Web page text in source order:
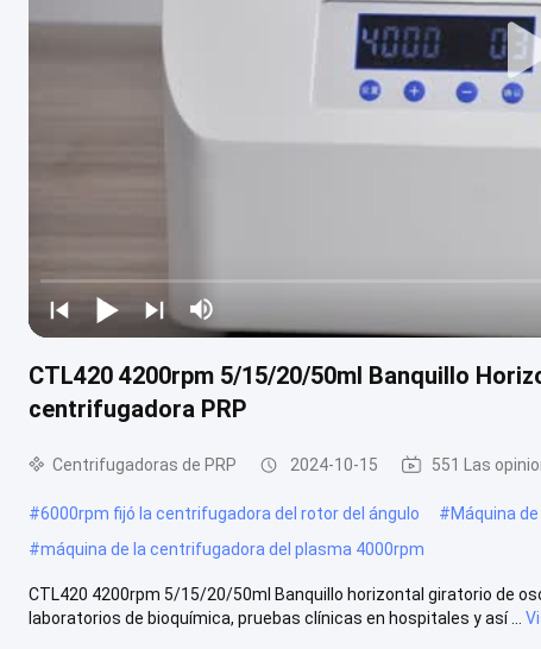
CTL420 4200rpm 5/15/20/50ml Banquillo
centrifugadora PRP
Centrifugadoras de PRP 2024-10-15 551 Las
#6000rpm fijó la centrifugadora del rotor del ángulo #Máquina
#máquina de la centrifugadora del plasma 4000rpm
CTL420 4200rpm 5/15/20/50ml Banquillo horizontal giratorio de
laboratorios de bioquímica, pruebas clínicas en hospitales y así ...